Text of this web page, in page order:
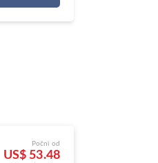
Počni od
US$ 53.48